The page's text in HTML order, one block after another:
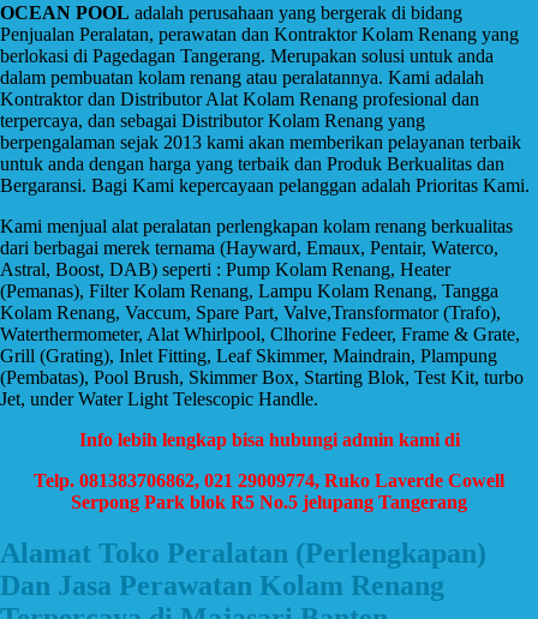
OCEAN POOL adalah perusahaan yang bergerak di bidang
Penjualan Peralatan, perawatan dan Kontraktor Kolam Renang yang
berlokasi di Pagedagan Tangerang. Merupakan solusi untuk anda
dalam pembuatan kolam renang atau peralatannya. Kami adalah
Kontraktor dan Distributor Alat Kolam Renang profesional dan
terpercaya, dan sebagai Distributor Kolam Renang yang
berpengalaman sejak 2013 kami akan memberikan pelayanan terbaik
untuk anda dengan harga yang terbaik dan Produk Berkualitas dan
Bergaransi. Bagi Kami kepercayaan pelanggan adalah Prioritas Kami.
Kami menjual alat peralatan perlengkapan kolam renang berkualitas
dari berbagai merek ternama (Hayward, Emaux, Pentair, Waterco,
Astral, Boost, DAB) seperti : Pump Kolam Renang, Heater
(Pemanas), Filter Kolam Renang, Lampu Kolam Renang, Tangga
Kolam Renang, Vaccum, Spare Part, Valve,Transformator (Trafo),
Waterthermometer, Alat Whirlpool, Clhorine Fedeer, Frame & Grate,
Grill (Grating), Inlet Fitting, Leaf Skimmer, Maindrain, Plampung
(Pembatas), Pool Brush, Skimmer Box, Starting Blok, Test Kit, turbo
Jet, under Water Light Telescopic Handle.
Info lebih lengkap bisa hubungi admin kami di
Telp. 081383706862, 021 29009774, Ruko Laverde Cowell
Serpong Park blok R5 No.5 jelupang Tangerang
Alamat Toko Peralatan (Perlengkapan)
Dan Jasa Perawatan Kolam Renang